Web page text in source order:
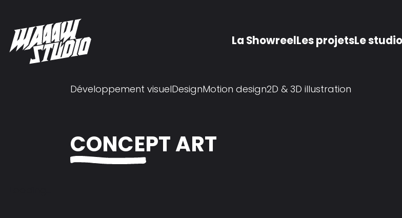
La ShowreelLes projetsLe studio
Développement visuelDesignMotion design2D & 3D illustration
CONCEPT ART